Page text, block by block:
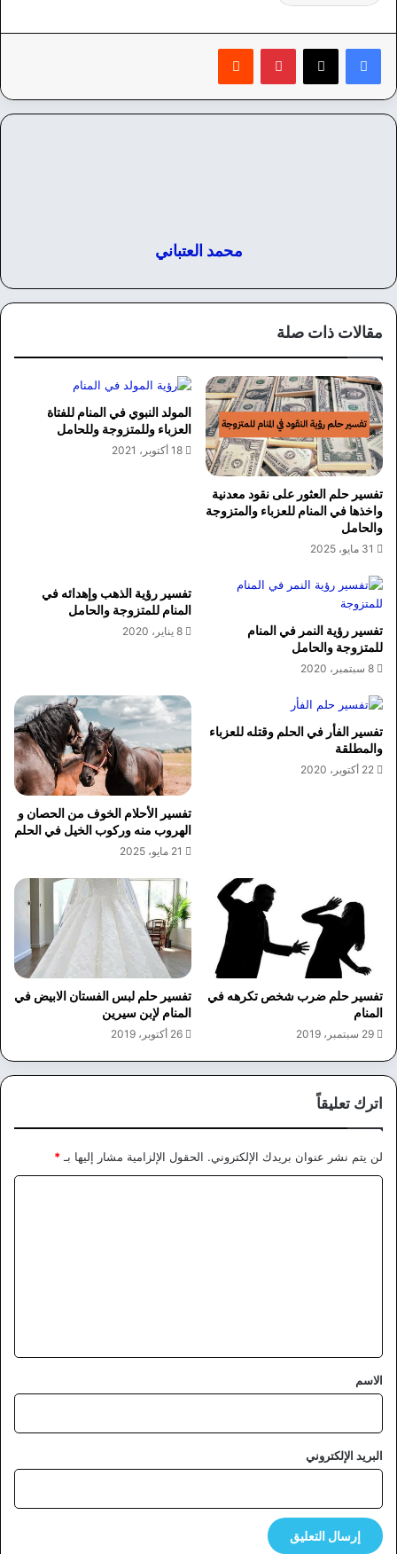
بينتيريست
محمد العتباني
مقالات ذات صلة
تفسير حلم العثور على نقود معدنية
واخذها في المنام للعزباء والمتزوجة
والحامل
31 مايو، 2025
المولد النبوي في المنام للفتاة
العزباء وللمتزوجة وللحامل
18 أكتوبر، 2021
تفسير رؤية النمر في المنام
للمتزوجة والحامل
8 سبتمبر، 2020
تفسير رؤية الذهب وإهدائه في
المنام للمتزوجة والحامل
8 يناير، 2020
تفسير الفأر في الحلم وقتله للعزباء
والمطلقة
22 أكتوبر، 2020
تفسير الأحلام الخوف من الحصان و
الهروب منه وركوب الخيل في الحلم
21 مايو، 2025
تفسير حلم ضرب شخص تكرهه في
المنام
29 سبتمبر، 2019
تفسير حلم لبس الفستان الابيض في
المنام لإبن سيرين
26 أكتوبر، 2019
اترك تعليقاً
لن يتم نشر عنوان بريدك الإلكتروني. الحقول الإلزامية مشار إليها بـ *
*
الاسم
البريد الإلكتروني